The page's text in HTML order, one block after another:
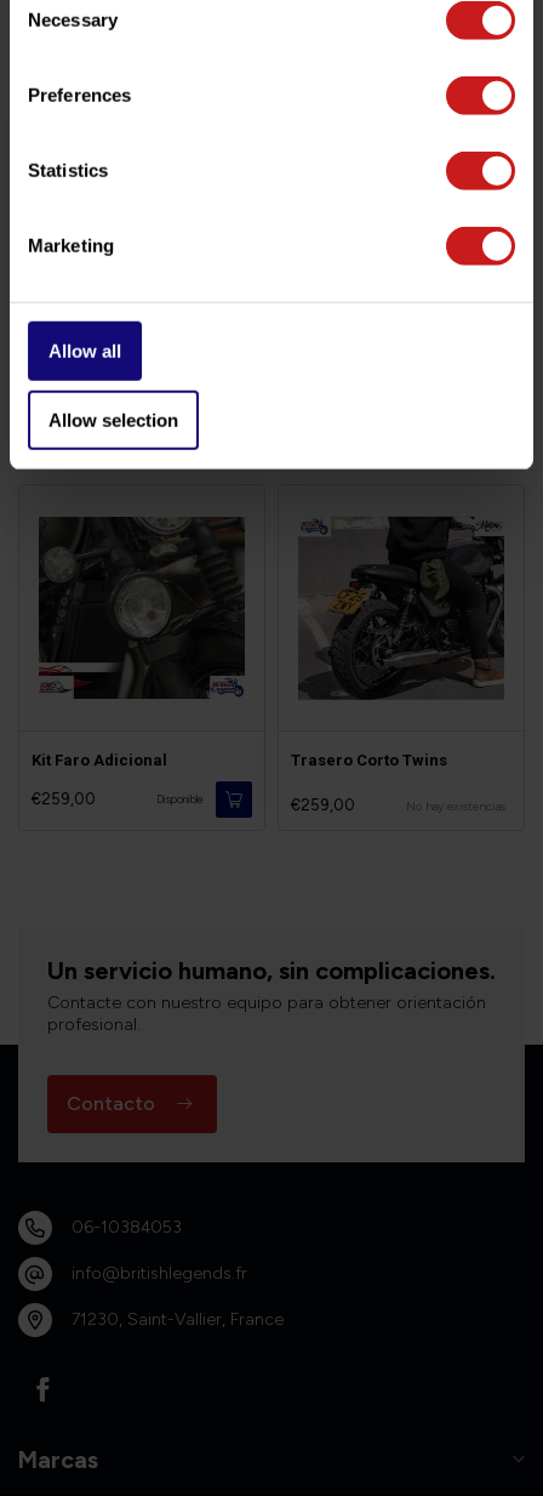
Selection
Necessary
Preferences
Statistics
Marketing
Allow all
Allow selection
Arnés Trasero Plug&Play
Kit Faro Adicional
€259,00 Disponible
Trasero Corto Twins
€259,00 No hay existencias
Un servicio humano, sin complicaciones.
Contacte con nuestro equipo para obtener orientación
profesional.
Contacto
06-10384053
info@britishlegends.fr
71230, Saint-Vallier, France
Marcas